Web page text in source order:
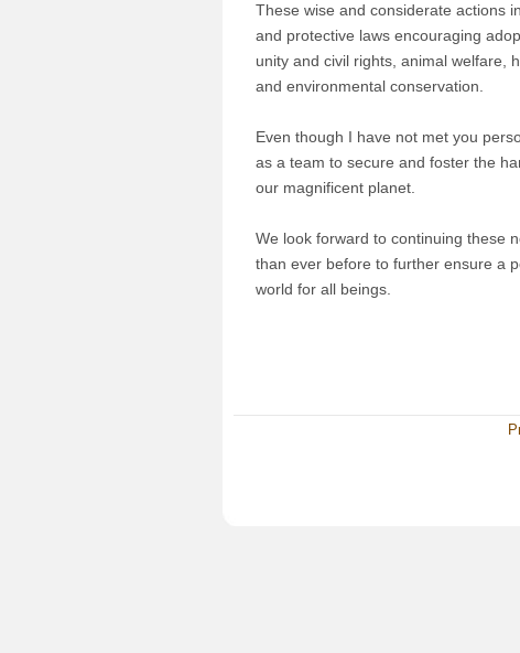
These wise and considerate actions
and protective laws encouraging
unity and civil rights, animal welfare,
and environmental conservation.
Even though I have not met you
as a team to secure and foster the
our magnificent planet.
We look forward to continuing these
than ever before to further ensure a
world for all beings.